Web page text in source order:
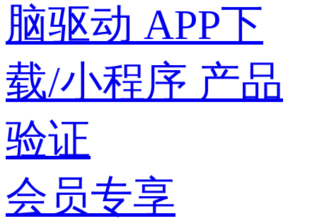
脑驱动 APP下
载/小程序 产品
验证
会员专享